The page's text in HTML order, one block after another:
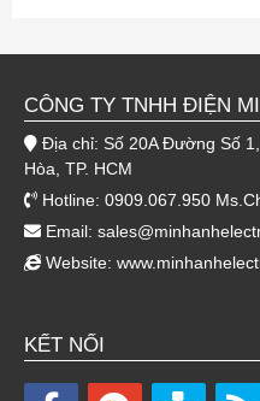
CÔNG TY TNHH ĐIỆN
Địa chỉ: Số 20A Đường Số
Hòa, TP. HCM
Hotline: 0909.067.950
Email:
Website:
KẾT NỐI